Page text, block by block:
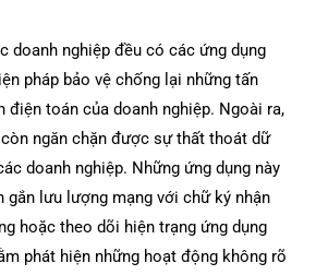
doanh nghiệp đều có các ứng dụng
pháp bảo vệ chống lại những tấn
điện toán của doanh nghiệp. Ngoài ra,
ngăn chặn được sự thất thoát dữ
doanh nghiệp. Những ứng dụng này
gắn lưu lượng mạng với chữ ký nhận
hoặc theo dõi hiện trạng ứng dụng
phát hiện những hoạt động không rõ